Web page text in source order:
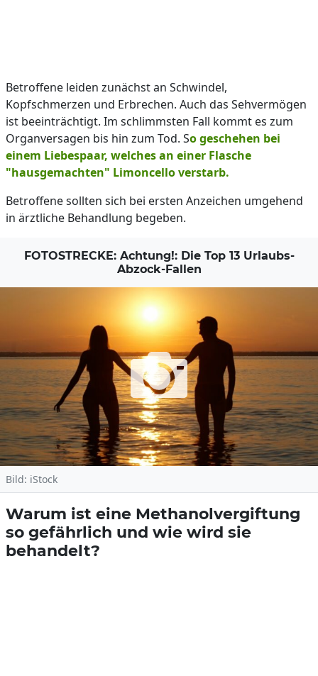
Betroffene leiden zunächst an Schwindel,
Kopfschmerzen und Erbrechen. Auch das Sehvermögen
ist beeinträchtigt. Im schlimmsten Fall kommt es zum
Organversagen bis hin zum Tod. So geschehen bei
einem Liebespaar, welches an einer Flasche
"hausgemachten" Limoncello verstarb.
Betroffene sollten sich bei ersten Anzeichen umgehend
in ärztliche Behandlung begeben.
FOTOSTRECKE: Achtung!: Die Top 13 Urlaubs-
Abzock-Fallen
Bild: iStock
Warum ist eine Methanolvergiftung
so gefährlich und wie wird sie
behandelt?